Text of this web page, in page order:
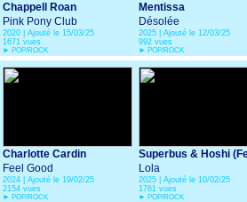
Chappell Roan
Pink Pony Club
2020 | Ajouté le 15/03/25
1671 vues
► POP/ROCK
Mentissa
Désolée
2025 | Ajouté le 12/03/25
992 vues
► POP/ROCK
Charlotte Cardin
Feel Good
2024 | Ajouté le 19/02/25
2154 vues
► POP/ROCK
Superbus & Hoshi
Nicola Sirkis)
Lola
2025 | Ajouté le 10/02/25
1761 vues
► POP/ROCK